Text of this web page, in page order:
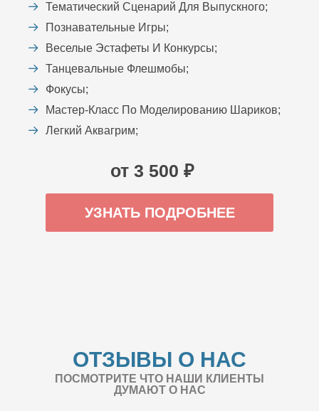
Тематический Сценарий Для Выпускного;
Познавательные Игры;
Веселые Эстафеты И Конкурсы;
Танцевальные Флешмобы;
Фокусы;
Мастер-Класс По Моделированию Шариков;
Легкий Аквагрим;
от 3 500 ₽
УЗНАТЬ ПОДРОБНЕЕ
ОТЗЫВЫ О НАС
ПОСМОТРИТЕ ЧТО НАШИ КЛИЕНТЫ
ДУМАЮТ О НАС